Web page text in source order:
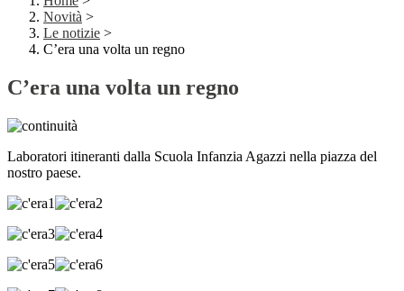
Novità >
Le notizie >
C’era una volta un regno
C’era una volta un regno
Laboratori itineranti dalla Scuola Infanzia Agazzi nella piazza del
nostro paese.